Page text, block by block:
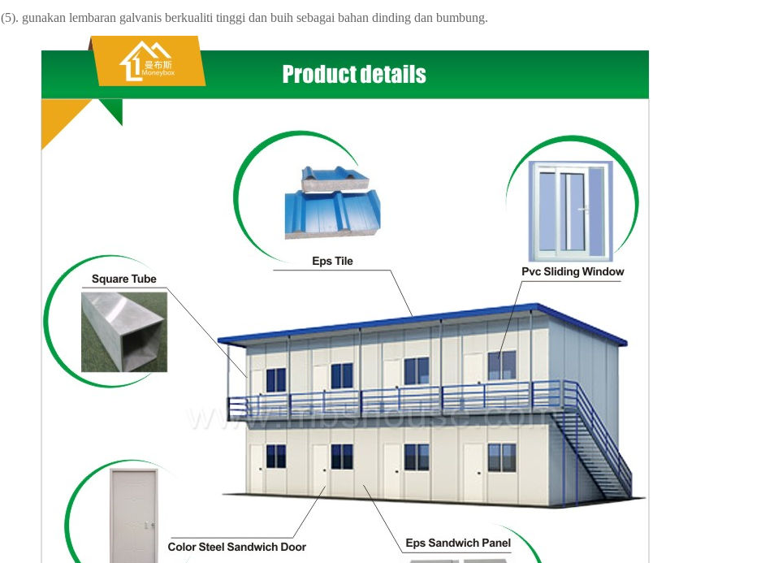
(5). gunakan lembaran galvanis berkualiti tinggi dan buih sebagai bahan dinding dan bumbung.